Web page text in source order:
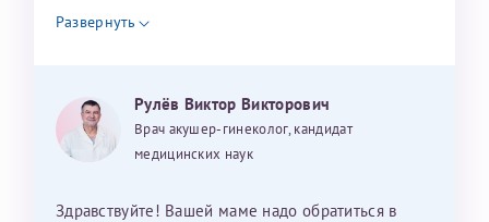
выделения темно-красно-коричневого цвета. По
назначению врача применяет тампоны, смазав их
норма или осложнения, как лечить? С уважением,
Развернуть
Рулёв Виктор Викторович
Врач акушер-гинеколог, кандидат
медицинских наук
Здравствуйте! Вашей маме надо обратиться в